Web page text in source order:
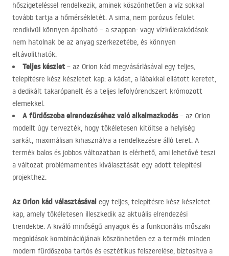
hőszigeteléssel rendelkezik, aminek köszönhetően a víz sokkal
tovább tartja a hőmérsékletét. A sima, nem porózus felület
rendkívül könnyen ápolható – a szappan- vagy vízkőlerakódások
nem hatolnak be az anyag szerkezetébe, és könnyen
eltávolíthatók.
Teljes készlet – az Orion kád megvásárlásával egy teljes,
telepítésre kész készletet kap: a kádat, a lábakkal ellátott keretet,
a dedikált takarópanelt és a teljes lefolyórendszert krómozott
elemekkel.
A fürdőszoba elrendezéséhez való alkalmazkodás– az Orion
modellt úgy tervezték, hogy tökéletesen kitöltse a helyiség
sarkát, maximálisan kihasználva a rendelkezésre álló teret. A
termék balos és jobbos változatban is elérhető, ami lehetővé teszi
a változat problémamentes kiválasztását egy adott telepítési
projekthez.
Az Orion kád választásával egy teljes, telepítésre kész készletet
kap, amely tökéletesen illeszkedik az aktuális elrendezési
trendekbe. A kiváló minőségű anyagok és a funkcionális műszaki
megoldások kombinációjának köszönhetően ez a termék minden
modern fürdőszoba tartós és esztétikus felszerelése, biztosítva a